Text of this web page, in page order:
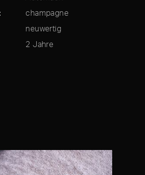
champagne
neuwertig
2 Jahre